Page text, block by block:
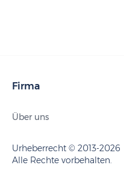
Firma
Über uns
Urheberrecht © 2013-2026
Alle Rechte vorbehalten.